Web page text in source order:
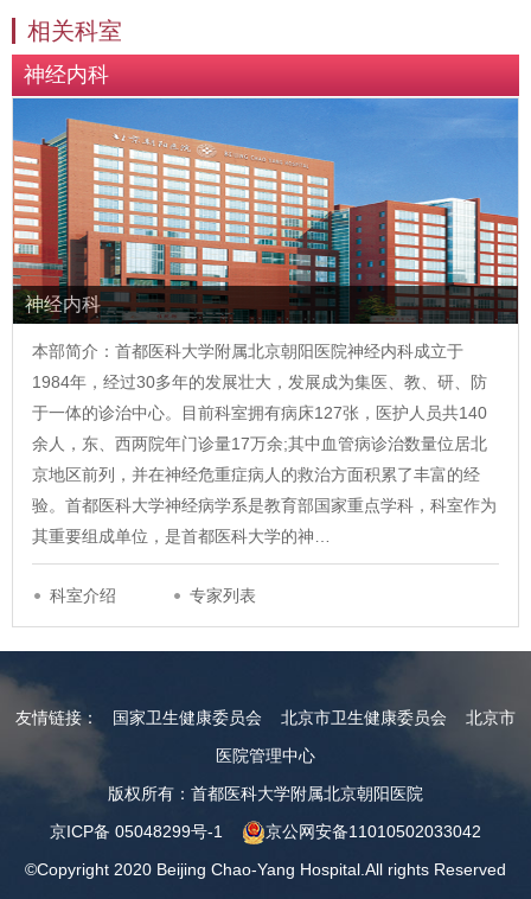
相关科室
神经内科
神经内科
本部简介：首都医科大学附属北京朝阳医院神经内科成立于
1984年，经过30多年的发展壮大，发展成为集医、教、研、防
于一体的诊治中心。目前科室拥有病床127张，医护人员共140
余人，东、西两院年门诊量17万余;其中血管病诊治数量位居北
京地区前列，并在神经危重症病人的救治方面积累了丰富的经
验。首都医科大学神经病学系是教育部国家重点学科，科室作为
其重要组成单位，是首都医科大学的神…
科室介绍 专家列表
友情链接： 国家卫生健康委员会 北京市卫生健康委员会
北京市
医院管理中心
版权所有：首都医科大学附属北京朝阳医院
京ICP备 05048299号-1
京公网安备11010502033042
©Copyright 2020 Beijing Chao-Yang Hospital.All rights Reserved